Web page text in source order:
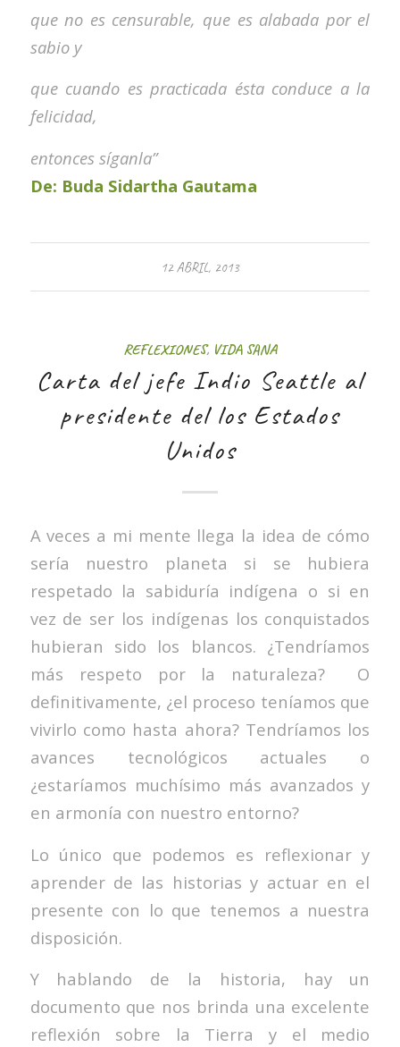
que no es censurable, que es alabada por el
sabio y
que cuando es practicada ésta conduce a la
felicidad,
entonces síganla”
De: Buda Sidartha Gautama
12 ABRIL, 2013
REFLEXIONES, VIDA SANA
Carta del jefe Indio Seattle al
presidente del los Estados
Unidos
A veces a mi mente llega la idea de cómo
sería nuestro planeta si se hubiera
respetado la sabiduría indígena o si en
vez de ser los indígenas los conquistados
hubieran sido los blancos. ¿Tendríamos
más respeto por la naturaleza? O
definitivamente, ¿el proceso teníamos que
vivirlo como hasta ahora? Tendríamos los
avances tecnológicos actuales o
¿estaríamos muchísimo más avanzados y
en armonía con nuestro entorno?
Lo único que podemos es reflexionar y
aprender de las historias y actuar en el
presente con lo que tenemos a nuestra
disposición.
Y hablando de la historia, hay un
documento que nos brinda una excelente
reflexión sobre la Tierra y el medio